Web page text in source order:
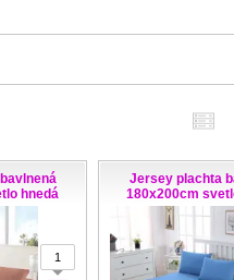
hnedá
Jersey plachta
180x200cm